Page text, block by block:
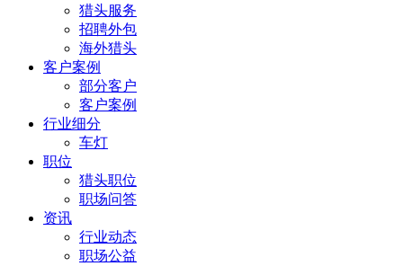
猎头服务
招聘外包
海外猎头
客户案例
部分客户
客户案例
行业细分
车灯
职位
猎头职位
职场问答
资讯
行业动态
职场公益